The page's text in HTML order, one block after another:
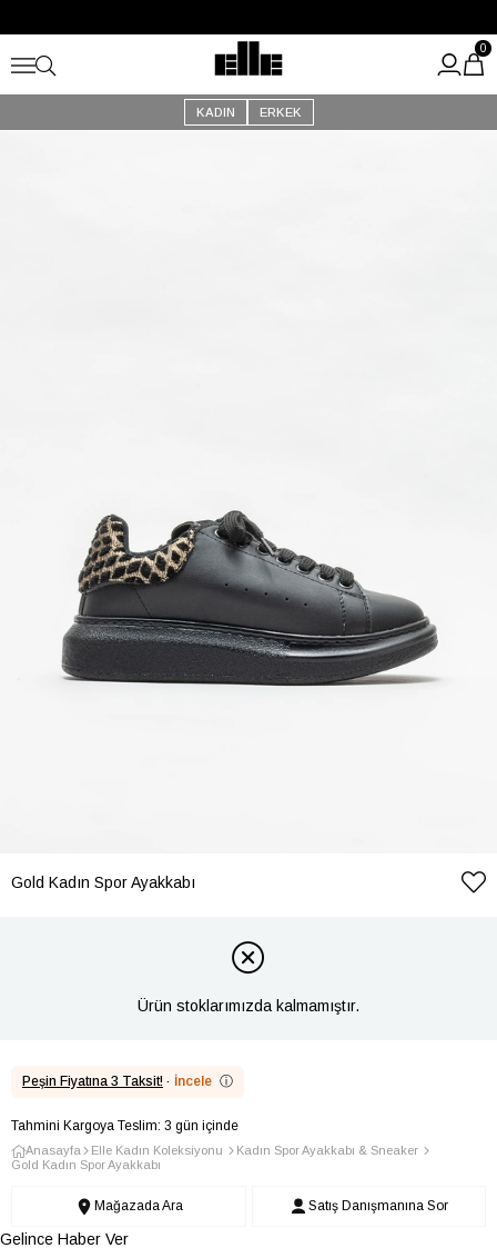
Kargo Ücretsiz!
KADIN ERKEK
0
Gold Kadın Spor Ayakkabı
Ürün stoklarımızda kalmamıştır.
Peşin Fiyatına 3 Taksit! · İncele ⓘ
Tahmini Kargoya Teslim: 3 gün içinde
Anasayfa Elle Kadın Koleksiyonu
Kadın Spor Ayakkabı & Sneaker
Gold Kadın Spor Ayakkabı
Mağazada Ara Satış Danışmanına Sor
Gelince Haber Ver